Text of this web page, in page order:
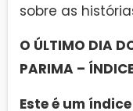
sobre as
O ÚLTIMO DIA
PARIMA –
Este é um